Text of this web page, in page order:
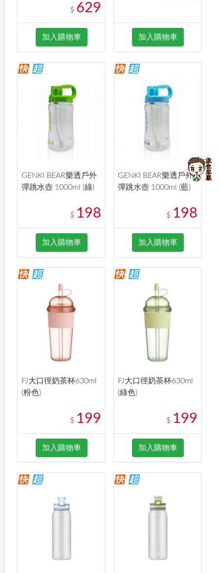
$ 629
加入購物車 加入購物車
GENKI BEAR樂透戶外
彈跳水壺 1000ml (綠)
$ 198
加入購物車
GENKI BEAR樂透戶外
彈跳水壺 1000ml (藍)
$ 198
加入購物車
FJ大口徑奶茶杯630ml
(粉色)
$ 199
加入購物車
FJ大口徑奶茶杯630ml
(綠色)
$ 199
加入購物車